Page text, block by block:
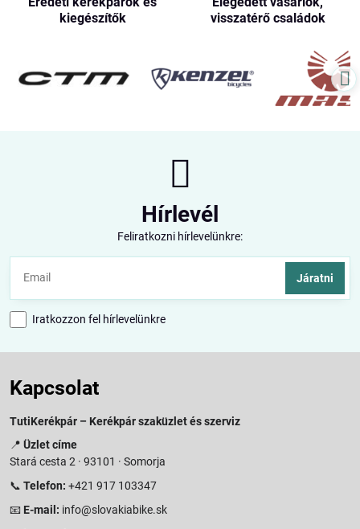
kiegészítők
visszatérő családok
Hírlevél
Feliratkozni hírlevelünkre:
Járatni
Iratkozzon fel hírlevelünkre
Kapcsolat
TutiKerékpár – Kerékpár szaküzlet és szerviz
📍 Üzlet címe
Stará cesta 2 · 93101 · Somorja
📞 Telefon: +421 917 103347
📧 E-mail: info@slovakiabike.sk